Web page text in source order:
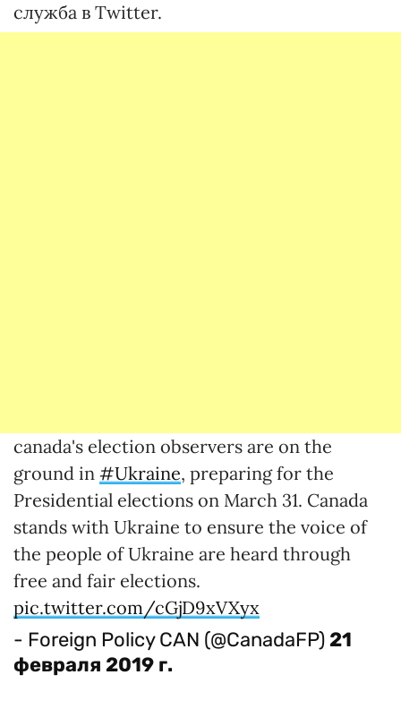
служба в Twitter.
canada's election observers are on the
ground in #Ukraine, preparing for the
Presidential elections on March 31. Canada
stands with Ukraine to ensure the voice of
the people of Ukraine are heard through
free and fair elections.
pic.twitter.com/cGjD9xVXyx
- Foreign Policy CAN (@CanadaFP) 21
февраля 2019 г.